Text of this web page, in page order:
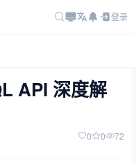
登录
API 深度解
0 0 72